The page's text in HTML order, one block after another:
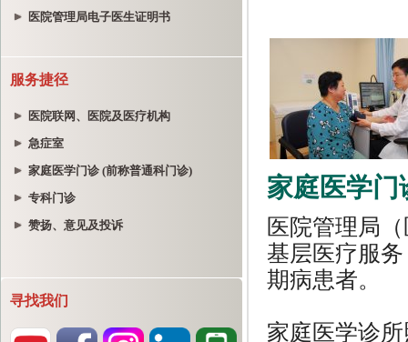
医院管理局电子医生证明书
服务捷径
医院联网、医院及医疗机构
急症室
家庭医学门诊 (前称普通科门诊)
专科门诊
赞扬、意见及投诉
寻找我们